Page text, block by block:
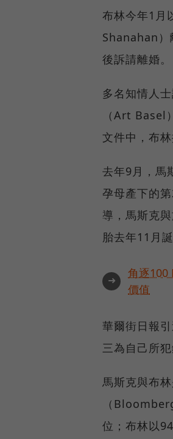
布林今年1月
Shanahan）
後訴請離婚。
多名知情人
（Art Basel
文件中，布
去年9月，馬
孕母產下的
導，馬斯克
胎去年11月誕
➜
角逐100
價值
華爾街日報
三為自己所
馬斯克與布
（
位；布林以